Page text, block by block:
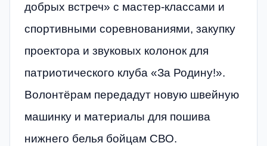
добрых встреч» с мастер-классами и
спортивными соревнованиями, закупку
проектора и звуковых колонок для
патриотического клуба «За Родину!».
Волонтёрам передадут новую швейную
машинку и материалы для пошива
нижнего белья бойцам СВО.